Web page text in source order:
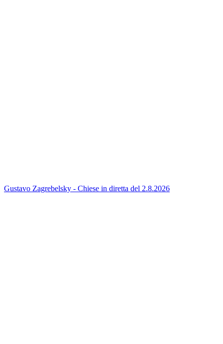
Gustavo Zagrebelsky - Chiese in diretta del 2.8.2026